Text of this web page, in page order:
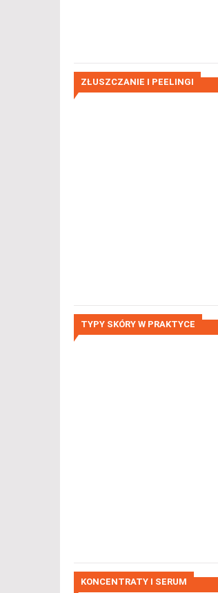
ZŁUSZCZANIE I PEELINGI
TYPY SKÓRY W PRAKTYCE
KONCENTRATY I SERUM